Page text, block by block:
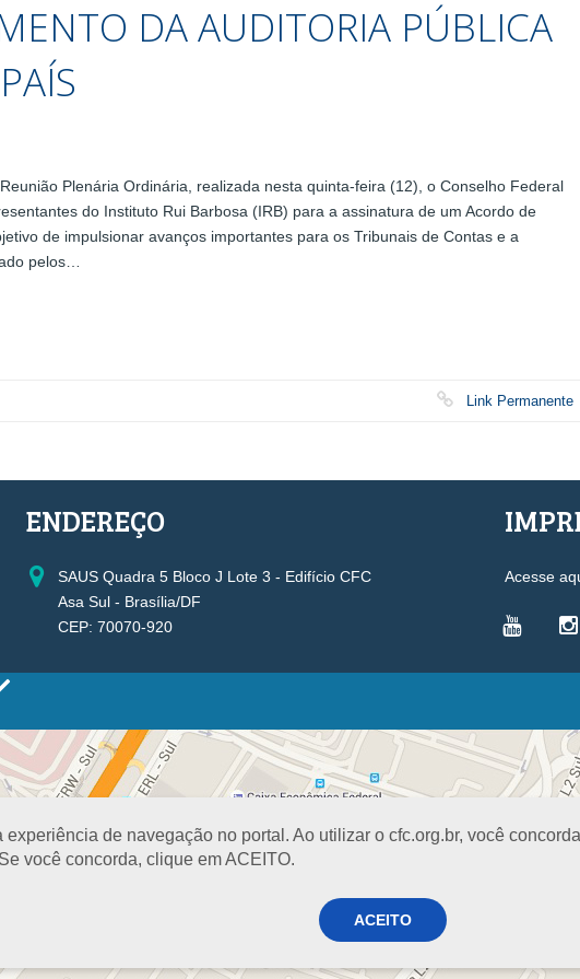
DA AUDITORIA PÚBLICA
Plenária Ordinária, realizada nesta quinta-feira (12), o Conselho Federal
do Instituto Rui Barbosa (IRB) para a assinatura de um Acordo de
de impulsionar avanços importantes para os Tribunais de Contas e a
pelos…
Link Permanente
de navegação no portal. Ao utilizar o cfc.org.br, você
você concorda, clique em ACEITO.
ACEITO
ENDEREÇO
SAUS Quadra 5 Bloco J Lote 3 - Edifício CFC
Asa Sul - Brasília/DF
CEP: 70070-920
Acesse
VICE-PRESIDÊNCIAS
Administrativa
Controle Interno
Governança e Gestão Estratégica
Fiscalização, Ética e Disciplina
PROJETOS E PROGRAMAS
Excelência na Contabilidade